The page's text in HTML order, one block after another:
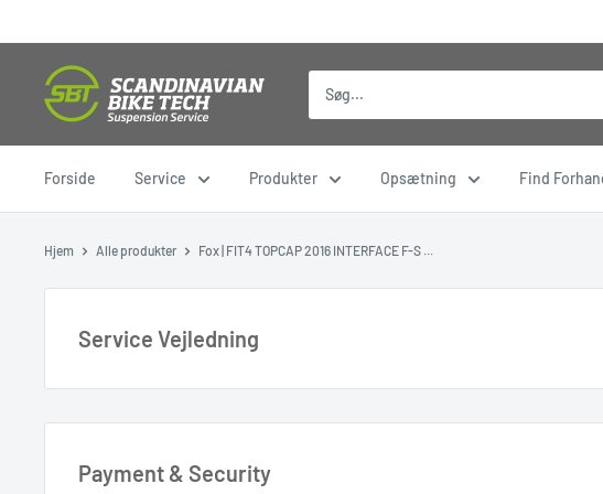
til
Forside Service Produkter Opsætning Find
Hjem Alle produkter Fox | FIT4 TOPCAP 2016 INTERFACE F-S ...
Service Vejledning
BAGDÆMPER ELLER SADELPIND.
Payment & Security